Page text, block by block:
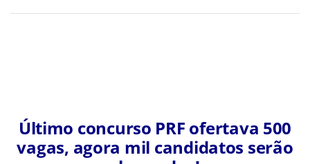
Último concurso PRF ofertava 500
vagas, agora mil candidatos serão